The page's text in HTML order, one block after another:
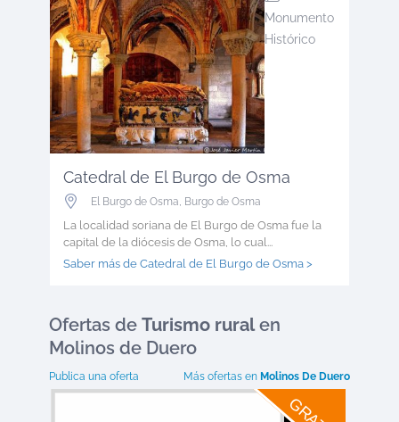
Catedral de El Burgo de Osma
El Burgo de Osma, Burgo de Osma
La localidad soriana de El Burgo de Osma fue la
capital de la diócesis de Osma, lo cual...
Monumento
Histórico
Saber más de Catedral de El Burgo de Osma >
Ofertas de Turismo ruralen
Molinos de Duero
Publica una oferta Más ofertas en Molinos De Duero